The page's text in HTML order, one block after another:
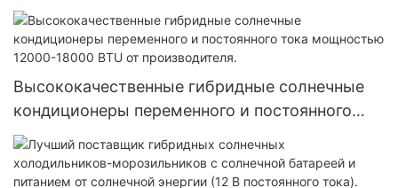
подключения к сети.
Высококачественные гибридные солнечные
кондиционеры переменного и постоянного
тока мощностью 12000-18000 BTU от
производителя.